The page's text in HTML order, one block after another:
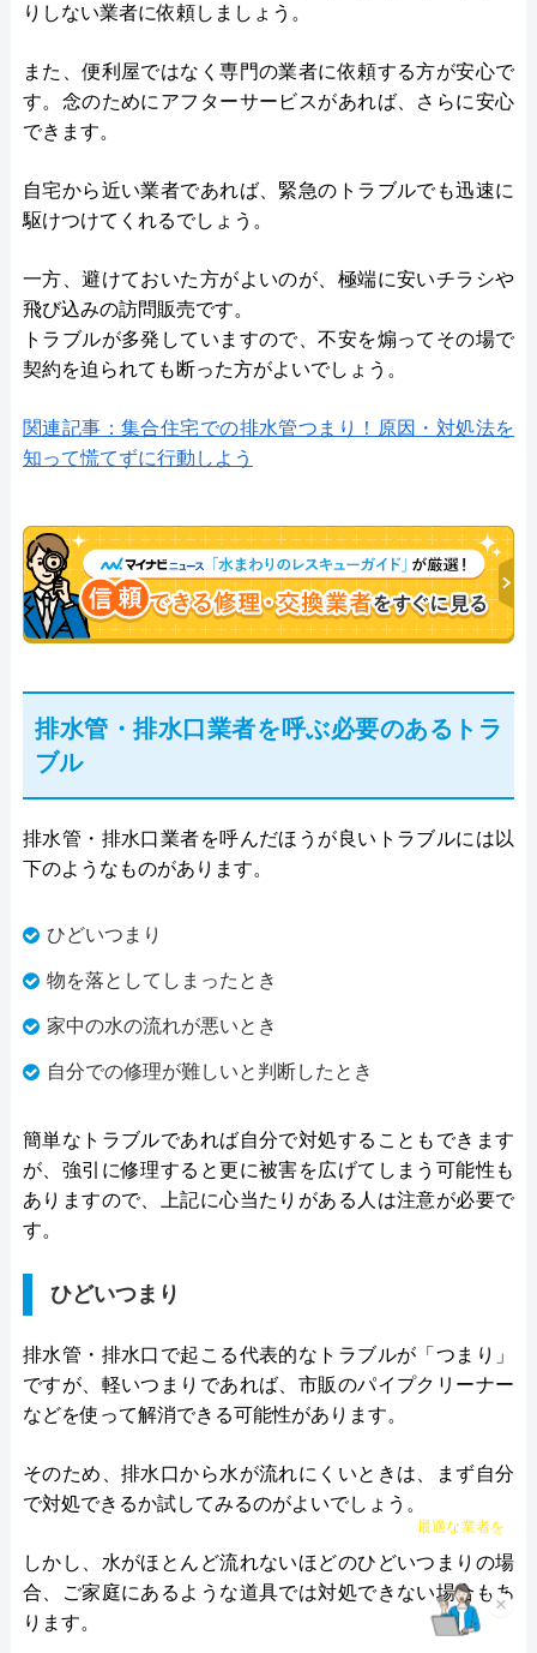
りしない業者に依頼しましょう。
また、便利屋ではなく専門の業者に依頼する方が安心で
す。念のためにアフターサービスがあれば、さらに安心
できます。
自宅から近い業者であれば、緊急のトラブルでも迅速に
駆けつけてくれるでしょう。
一方、避けておいた方がよいのが、極端に安いチラシや
飛び込みの訪問販売です。
トラブルが多発していますので、不安を煽ってその場で
契約を迫られても断った方がよいでしょう。
関連記事：集合住宅での排水管つまり！原因・対処法を
知って慌てずに行動しよう
排水管・排水口業者を呼ぶ必要のあるトラ
ブル
排水管・排水口業者を呼んだほうが良いトラブルには以
下のようなものがあります。
ひどいつまり
物を落としてしまったとき
家中の水の流れが悪いとき
自分での修理が難しいと判断したとき
簡単なトラブルであれば自分で対処することもできます
が、強引に修理すると更に被害を広げてしまう可能性も
ありますので、上記に心当たりがある人は注意が必要で
す。
ひどいつまり
排水管・排水口で起こる代表的なトラブルが「つまり」
ですが、軽いつまりであれば、市販のパイプクリーナー
などを使って解消できる可能性があります。
そのため、排水口から水が流れにくいときは、まず自分
で対処できるか試してみるのがよいでしょう。
しかし、水がほとんど流れないほどのひどいつまりの場
合、ご家庭にあるような道具では対処できない場合もあ
ります。
×
チャット診断で
最適な業者を